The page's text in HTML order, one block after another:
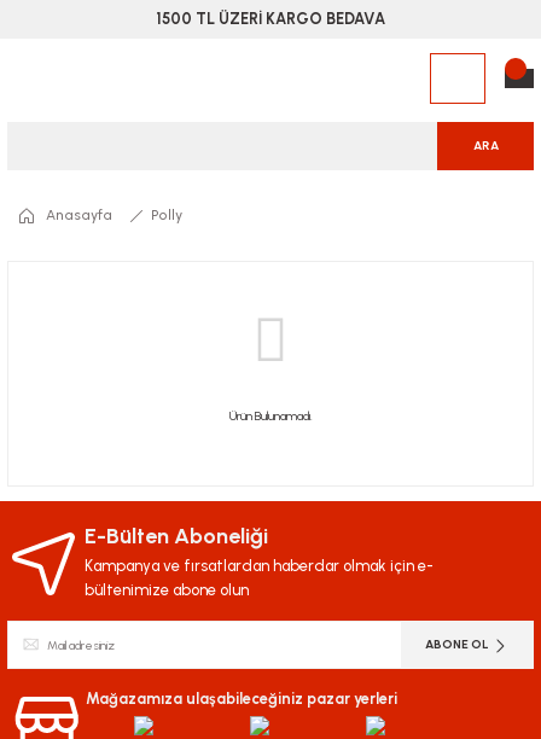
1500 TL ÜZERİ KARGO BEDAVA
ARA
Anasayfa Polly
Ürün Bulunamadı.
E-Bülten Aboneliği
Kampanya ve fırsatlardan haberdar olmak için e-
bültenimize abone olun
ABONE OL
Mağazamıza ulaşabileceğiniz pazar yerleri